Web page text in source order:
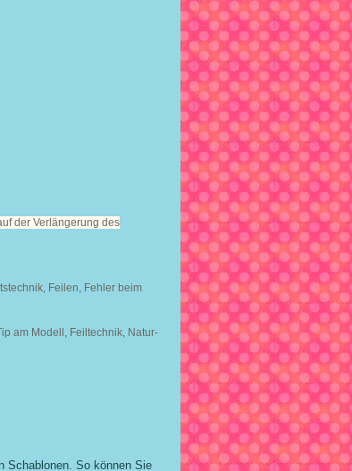
der Verlängerung des
Feilen, Fehler beim
am Modell, Feiltechnik, Natur-
Schablonen. So können Sie